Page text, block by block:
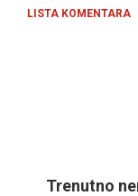
LISTA KOMENTARA
Trenutno